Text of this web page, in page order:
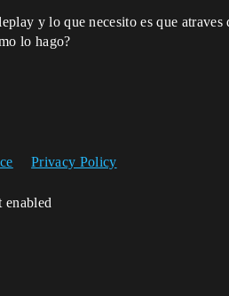
y lo que necesito es que
lo hago?
Privacy Policy
enabled